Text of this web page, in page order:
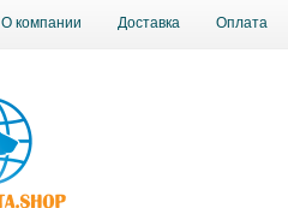
О компании Доставка Оплата